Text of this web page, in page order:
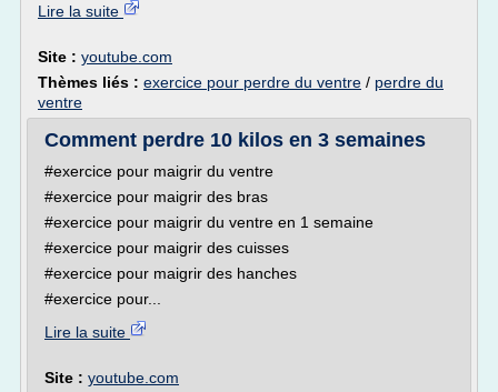
Lire la suite
Site : youtube.com
Thèmes liés : exercice pour perdre du ventre / perdre du
ventre
Comment perdre 10 kilos en 3 semaines
#exercice pour maigrir du ventre
#exercice pour maigrir des bras
#exercice pour maigrir du ventre en 1 semaine
#exercice pour maigrir des cuisses
#exercice pour maigrir des hanches
#exercice pour...
Lire la suite
Site : youtube.com